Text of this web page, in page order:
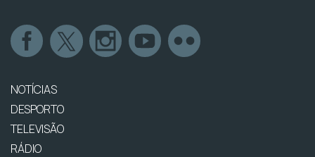
NOTÍCIAS
DESPORTO
TELEVISÃO
RÁDIO